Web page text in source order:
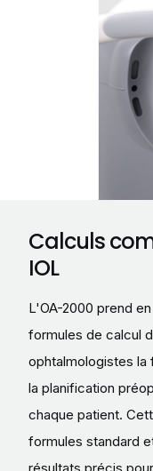
Calculs
IOL
L'OA-2000 prend
formules de calcul
ophtalmologistes la
la planification
chaque patient.
formules standard
résultats précis